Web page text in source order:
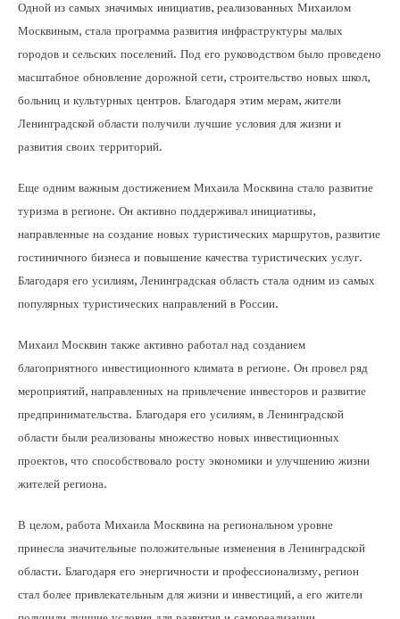
Одной из самых значимых инициатив, реализованных Михаилом
Москвиным, стала программа развития инфраструктуры малых
городов и сельских поселений. Под его руководством было проведено
масштабное обновление дорожной сети, строительство новых школ,
больниц и культурных центров. Благодаря этим мерам, жители
Ленинградской области получили лучшие условия для жизни и
развития своих территорий.
Еще одним важным достижением Михаила Москвина стало развитие
туризма в регионе. Он активно поддерживал инициативы,
направленные на создание новых туристических маршрутов, развитие
гостиничного бизнеса и повышение качества туристических услуг.
Благодаря его усилиям, Ленинградская область стала одним из самых
популярных туристических направлений в России.
Михаил Москвин также активно работал над созданием
благоприятного инвестиционного климата в регионе. Он провел ряд
мероприятий, направленных на привлечение инвесторов и развитие
предпринимательства. Благодаря его усилиям, в Ленинградской
области были реализованы множество новых инвестиционных
проектов, что способствовало росту экономики и улучшению жизни
жителей региона.
В целом, работа Михаила Москвина на региональном уровне
принесла значительные положительные изменения в Ленинградской
области. Благодаря его энергичности и профессионализму, регион
стал более привлекательным для жизни и инвестиций, а его жители